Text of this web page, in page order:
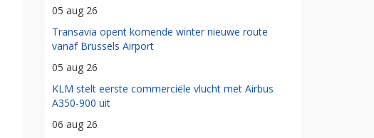
05 aug 26
Transavia opent komende winter nieuwe route
vanaf Brussels Airport
05 aug 26
KLM stelt eerste commerciële vlucht met Airbus
A350-900 uit
06 aug 26